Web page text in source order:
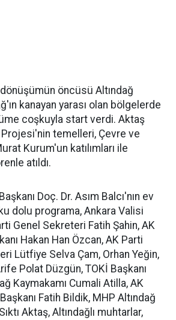
öncüsü Altındağ
kanayan yarası olan bölgelerde
coşkuyla start verdi. Aktaş
temelleri, Çevre ve
Kurum'un katılımları ile
atıldı.
Doç. Dr. Asım Balcı'nın ev
dolu programa, Ankara Valisi
Genel Sekreteri Fatih Şahin, AK
Hakan Han Özcan, AK Parti
Lütfiye Selva Çam, Orhan Yeğin,
Polat Düzgün, TOKİ Başkanı
Kaymakamı Cumali Atilla, AK
Fatih Bildik, MHP Altındağ
Aktaş, Altındağlı muhtarlar,